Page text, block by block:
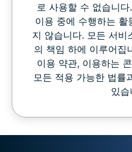
로 사용할 수 없습니
이용 중에 수행하는 활
지 않습니다. 모든 서비
의 책임 하에 이루어집
이용 약관, 이용하는
모든 적용 가능한 법률
있습